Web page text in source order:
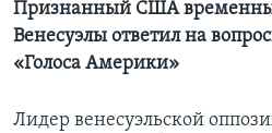
Признанный США
Венесуэлы ответил на
«Голоса Америки»
Лидер венесуэльской